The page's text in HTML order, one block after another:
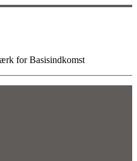
for Basisindkomst